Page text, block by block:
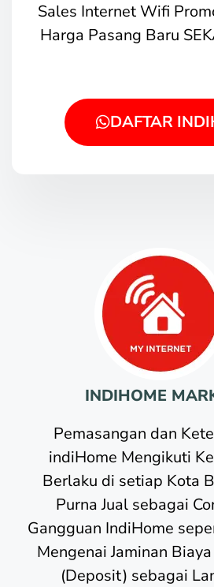
Sales Internet Wifi
Harga Pasang Baru
DAFTAR
INDIHOME
Pemasangan dan
indiHome Mengikuti
Berlaku di setiap Kota
Purna Jual sebagai
Gangguan IndiHome
Mengenai Jaminan
(Deposit) sebagai